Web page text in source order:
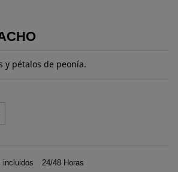
y pétalos de peonía.
incluidos 24/48 Horas